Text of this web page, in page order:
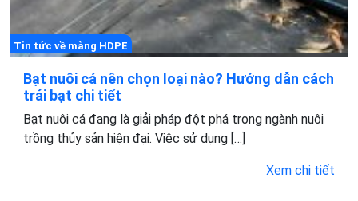
Tin tức về màng HDPE
Bạt nuôi cá nên chọn loại nào? Hướng dẫn cách
trải bạt chi tiết
Bạt nuôi cá đang là giải pháp đột phá trong ngành nuôi
trồng thủy sản hiện đại. Việc sử dụng […]
Xem chi tiết